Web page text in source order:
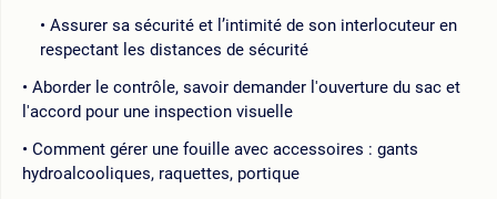
Assurer sa sécurité et l’intimité de son interlocuteur en
respectant les distances de sécurité
Aborder le contrôle, savoir demander l'ouverture du sac et
l'accord pour une inspection visuelle
Comment gérer une fouille avec accessoires : gants
hydroalcooliques, raquettes, portique